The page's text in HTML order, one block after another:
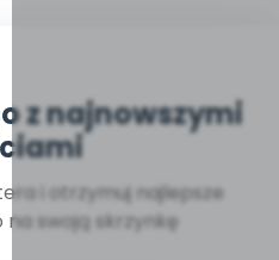
z najnowszymi
i otrzymuj najlepsze
swoją skrzynkę